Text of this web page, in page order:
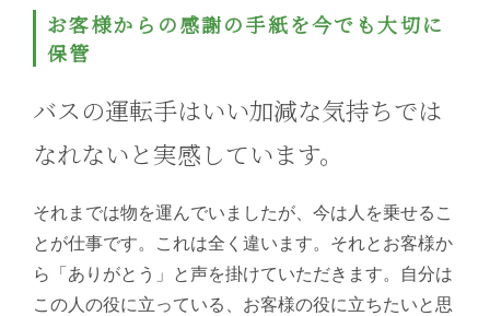
お客様からの感謝の手紙を今でも大切に
保管
バスの運転手はいい加減な気持ちでは
なれないと実感しています。
それまでは物を運んでいましたが、今は人を乗せるこ
とが仕事です。これは全く違います。それとお客様か
ら「ありがとう」と声を掛けていただきます。自分は
この人の役に立っている、お客様の役に立ちたいと思